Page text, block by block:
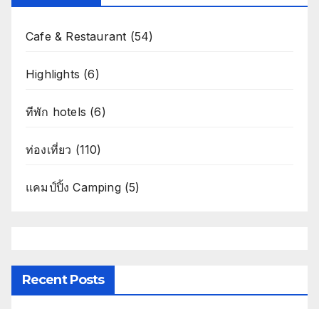
Cafe & Restaurant (54)
Highlights (6)
ทีพัก hotels (6)
ท่องเที่ยว (110)
แคมป์ปิ้ง Camping(5)
Recent Posts